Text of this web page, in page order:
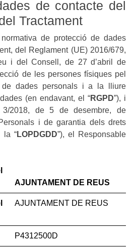
de contacte del
Tractament
de protecció de dades
del Reglament (UE) 2016/679,
i del Consell, de 27 d’abril de
de les persones físiques pel
dades personals i a la lliure
(en endavant, el “RGPD”), i
2018, de 5 de desembre, de
i de garantia dels drets
la “LOPDGDD”), el Responsable
AJUNTAMENT DE REUS
AJUNTAMENT DE REUS
P4312500D